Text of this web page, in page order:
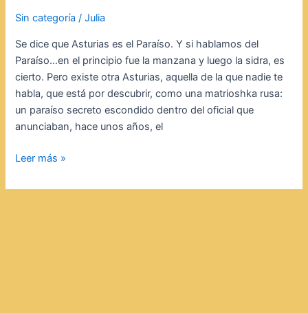
Sin categoría /Julia
Se dice que Asturias es el Paraíso. Y si hablamos del
Paraíso…en el principio fue la manzana y luego la sidra, es
cierto. Pero existe otra Asturias, aquella de la que nadie te
habla, que está por descubrir, como una matrioshka rusa:
un paraíso secreto escondido dentro del oficial que
anunciaban, hace unos años, el
escondida
Leer más »